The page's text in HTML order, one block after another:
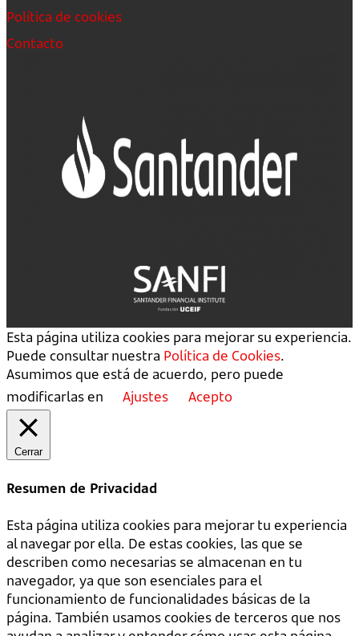
Política de cookies
Contacto
Esta página utiliza cookies para mejorar su experiencia.
Puede consultar nuestra Política de Cookies.
Asumimos que está de acuerdo, pero puede
modificarlas en
Ajustes Acepto
Cerrar
Resumen de Privacidad
Esta página utiliza cookies para mejorar tu experiencia
al navegar por ella. De estas cookies, las que se
describen como necesarias se almacenan en tu
navegador, ya que son esenciales para el
funcionamiento de funcionalidades básicas de la
página. También usamos cookies de terceros que nos